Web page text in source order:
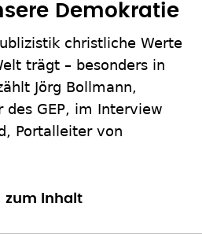
Demokratie
christliche Werte
trägt – besonders in
Jörg Bollmann,
GEP, im Interview
Portalleiter von
zum Inhalt